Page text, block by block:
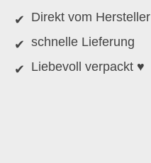
Direkt vom Hersteller
schnelle Lieferung
Liebevoll verpackt ♥